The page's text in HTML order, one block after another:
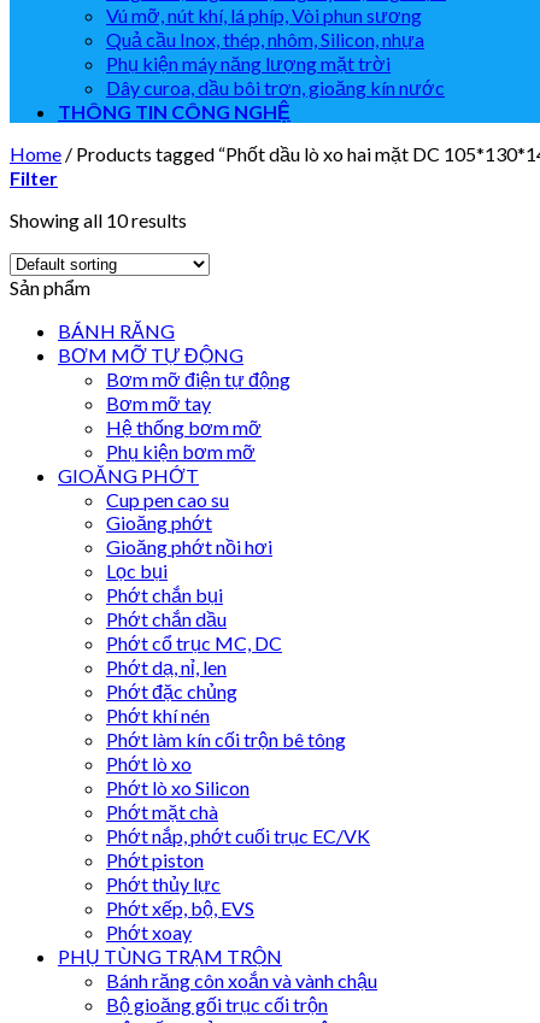
Vú mỡ, nút khí, lá phíp, Vòi phun sương
Quả cầu Inox, thép, nhôm, Silicon, nhựa
Phụ kiện máy năng lượng mặt trời
Dây curoa, dầu bôi trơn, gioăng kín nước
THÔNG TIN CÔNG NGHỆ
Home / Products tagged “Phốt dầu lò xo hai mặt DC
Filter
Showing all 10 results
Sản phẩm
BÁNH RĂNG
BƠM MỠ TỰ ĐỘNG
Bơm mỡ điện tự động
Bơm mỡ tay
Hệ thống bơm mỡ
Phụ kiện bơm mỡ
GIOĂNG PHỚT
Cup pen cao su
Gioăng phớt
Gioăng phớt nồi hơi
Lọc bụi
Phớt chắn bụi
Phớt chắn dầu
Phớt cổ trục MC, DC
Phớt dạ, nỉ, len
Phớt đặc chủng
Phớt khí nén
Phớt làm kín cối trộn bê tông
Phớt lò xo
Phớt lò xo Silicon
Phớt mặt chà
Phớt nắp, phớt cuối trục EC/VK
Phớt piston
Phớt thủy lực
Phớt xếp, bộ, EVS
Phớt xoay
PHỤ TÙNG TRẠM TRỘN
Bánh răng côn xoắn và vành chậu
Bộ gioăng gối trục cối trộn